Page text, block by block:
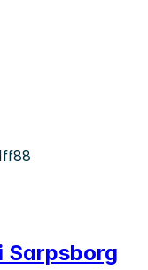
Sarpsborg